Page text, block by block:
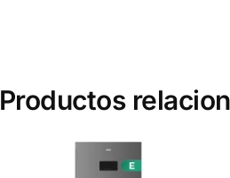
Productos